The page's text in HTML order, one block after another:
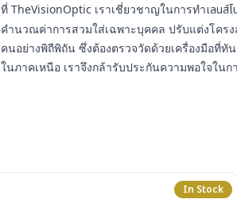
ที่ TheVisionOptic เราเชี่ยวชาญในการทำเลนส์
คำนวณค่าการสวมใส่เฉพาะบุคคล ปรับแต่งโคร
คนอย่างพิถีพิถัน ซึ่งต้องตรวจวัดด้วยเครื่องมือที่
ในภาคเหนือ เราจึงกล้ารับประกันความพอใจใน
In Stock